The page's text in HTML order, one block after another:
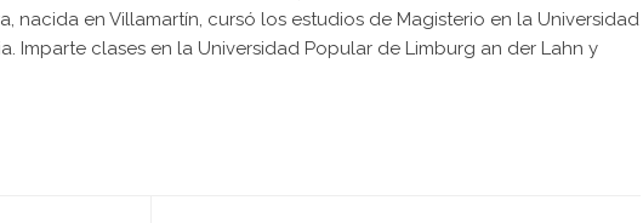
nacida en Villamartín, cursó los estudios de Magisterio en la Universidad
Imparte clases en la Universidad Popular de Limburg an der Lahn y